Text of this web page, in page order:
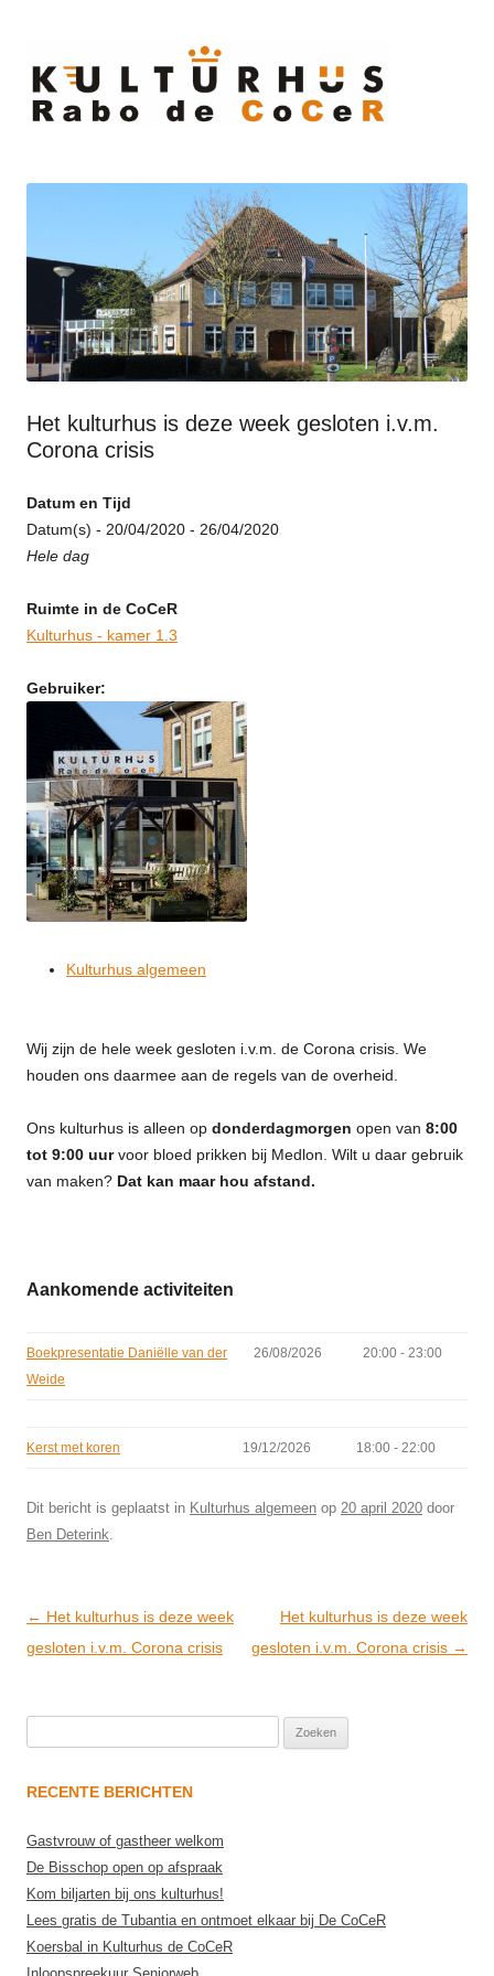
Het kulturhus is deze week gesloten i.v.m.
Corona crisis
Datum en Tijd
Datum(s) - 20/04/2020 - 26/04/2020
Hele dag
Ruimte in de CoCeR
Kulturhus - kamer 1.3
Gebruiker:
Kulturhus algemeen
Wij zijn de hele week gesloten i.v.m. de Corona crisis. We
houden ons daarmee aan de regels van de overheid.
Ons kulturhus is alleen op donderdagmorgen open van 8:00
tot 9:00 uurvoor bloed prikken bij Medlon. Wilt u daar gebruik
van maken? Dat kan maar hou afstand.
Aankomende activiteiten
Boekpresentatie Daniëlle van der
Weide
26/08/2026 20:00 - 23:00
Kerst met koren 19/12/2026 18:00 - 22:00
Dit bericht is geplaatst in Kulturhus algemeen op 20 april 2020 door
Ben Deterink
Post
navigation
← Het kulturhus is deze week
gesloten i.v.m. Corona crisis
Het kulturhus is deze week
gesloten i.v.m. Corona crisis →
naar:
RECENTE BERICHTEN
Gastvrouw of gastheer welkom
De Bisschop open op afspraak
Kom biljarten bij ons kulturhus!
Lees gratis de Tubantia en ontmoet elkaar bij De CoCeR
Koersbal in Kulturhus de CoCeR